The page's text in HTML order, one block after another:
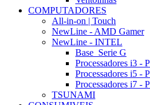
COMPUTADORES
All-in-on | Touch
NewLine - AMD Gamer
NewLine - INTEL
Base_Serie G
Processadores i3 -
Processadores i5 -
Processadores i7 -
TSUNAMI